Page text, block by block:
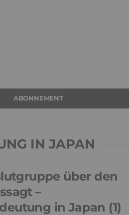
ABONNEMENT
IN JAPAN
über den
–
in Japan (1)